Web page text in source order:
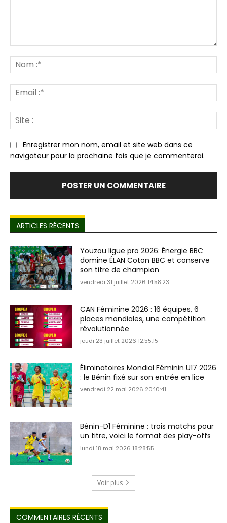
:*
:*
:
Enregistrer mon nom, email et site web dans ce
navigateur pour la prochaine fois que je commenterai.
ARTICLES RÉCENTS
Youzou ligue pro 2026: Énergie BBC
domine ÉLAN Coton BBC et conserve
son titre de champion
vendredi 31 juillet 2026 14:58:23
CAN Féminine 2026 : 16 équipes, 6
places mondiales, une compétition
révolutionnée
jeudi 23 juillet 2026 12:55:15
Éliminatoires Mondial Féminin U17 2026
: le Bénin fixé sur son entrée en lice
vendredi 22 mai 2026 20:10:41
Bénin-D1 Féminine : trois matchs pour
un titre, voici le format des play-offs
lundi 18 mai 2026 18:28:55
Voir plus
COMMENTAIRES RÉCENTS